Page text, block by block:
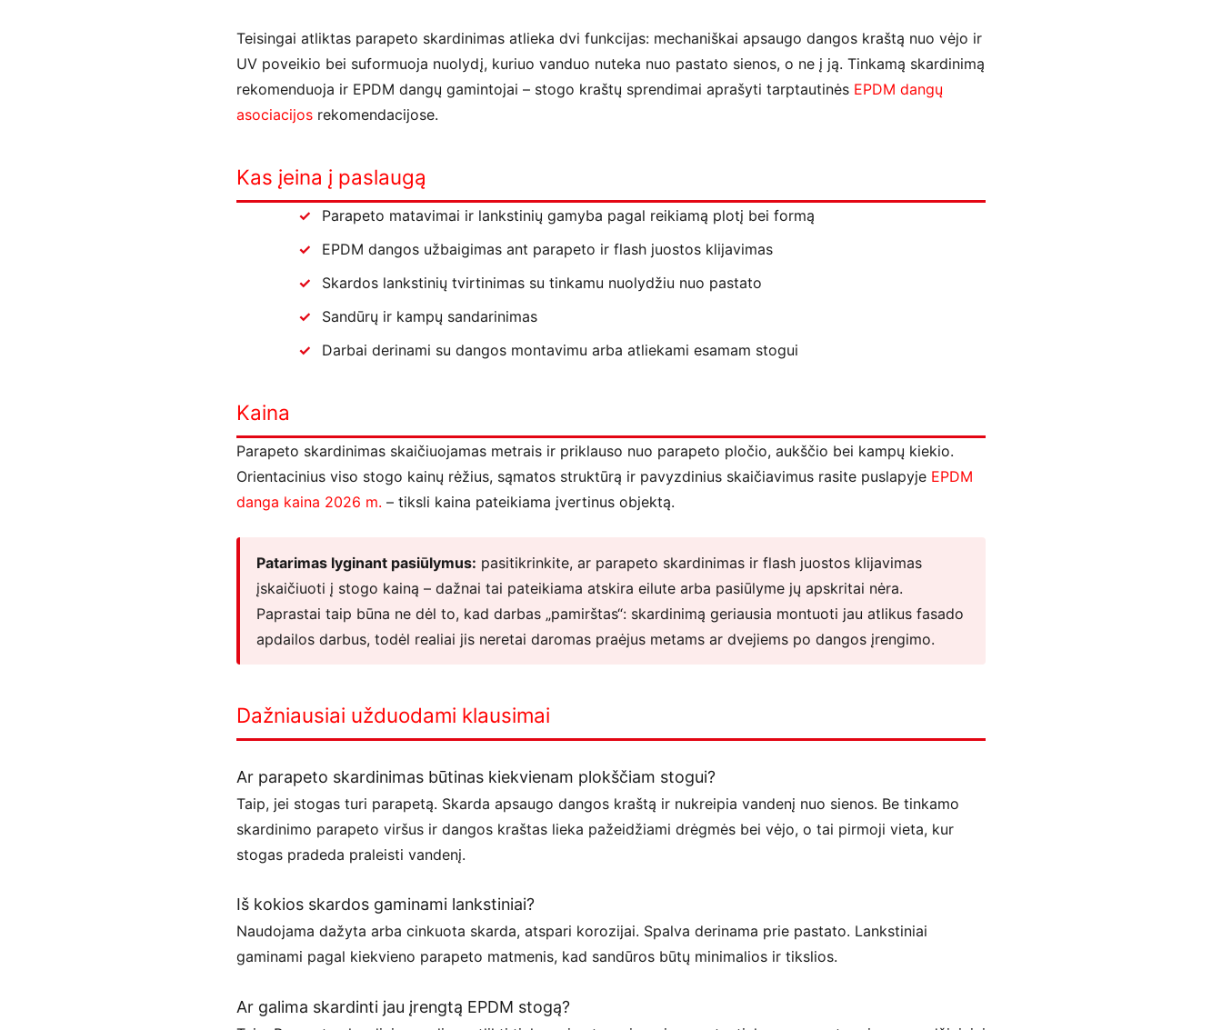
Teisingai atliktas parapeto skardinimas atlieka dvi funkcijas: mechaniškai apsaugo dangos kraštą nuo vėjo ir
UV poveikio bei suformuoja nuolydį, kuriuo vanduo nuteka nuo pastato sienos, o ne į ją. Tinkamą skardinimą
rekomenduoja ir EPDM dangų gamintojai – stogo kraštų sprendimai aprašyti tarptautinės EPDM dangų
asociacijos rekomendacijose.
Kas įeina į paslaugą
Parapeto matavimai ir lankstinių gamyba pagal reikiamą plotį bei formą
EPDM dangos užbaigimas ant parapeto ir flash juostos klijavimas
Skardos lankstinių tvirtinimas su tinkamu nuolydžiu nuo pastato
Sandūrų ir kampų sandarinimas
Darbai derinami su dangos montavimu arba atliekami esamam stogui
Kaina
Parapeto skardinimas skaičiuojamas metrais ir priklauso nuo parapeto pločio, aukščio bei kampų kiekio.
Orientacinius viso stogo kainų rėžius, sąmatos struktūrą ir pavyzdinius skaičiavimus rasite puslapyje EPDM
danga kaina 2026 m. – tiksli kaina pateikiama įvertinus objektą.
Patarimas lyginant pasiūlymus: pasitikrinkite, ar parapeto skardinimas ir flash juostos klijavimas
įskaičiuoti į stogo kainą – dažnai tai pateikiama atskira eilute arba pasiūlyme jų apskritai nėra.
Paprastai taip būna ne dėl to, kad darbas „pamirštas“: skardinimą geriausia montuoti jau atlikus fasado
apdailos darbus, todėl realiai jis neretai daromas praėjus metams ar dvejiems po dangos įrengimo.
Dažniausiai užduodami klausimai
Ar parapeto skardinimas būtinas kiekvienam plokščiam stogui?
Taip, jei stogas turi parapetą. Skarda apsaugo dangos kraštą ir nukreipia vandenį nuo sienos. Be tinkamo
skardinimo parapeto viršus ir dangos kraštas lieka pažeidžiami drėgmės bei vėjo, o tai pirmoji vieta, kur
stogas pradeda praleisti vandenį.
Iš kokios skardos gaminami lankstiniai?
Naudojama dažyta arba cinkuota skarda, atspari korozijai. Spalva derinama prie pastato. Lankstiniai
gaminami pagal kiekvieno parapeto matmenis, kad sandūros būtų minimalios ir tikslios.
Ar galima skardinti jau įrengtą EPDM stogą?